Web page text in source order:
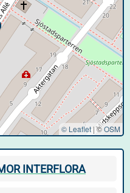
© Leaflet |©OSM
INTERFLORA